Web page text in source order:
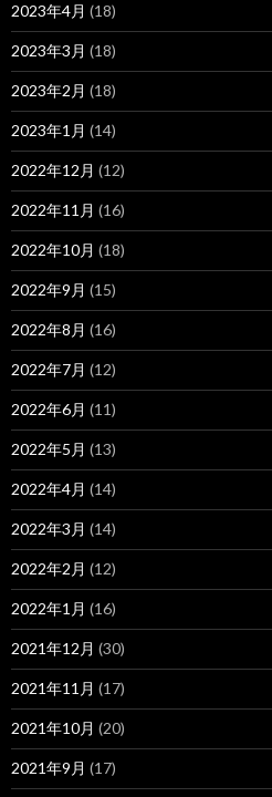
2023年4月 (18)
2023年3月 (18)
2023年2月 (18)
2023年1月 (14)
2022年12月 (12)
2022年11月 (16)
2022年10月 (18)
2022年9月 (15)
2022年8月 (16)
2022年7月 (12)
2022年6月 (11)
2022年5月 (13)
2022年4月 (14)
2022年3月 (14)
2022年2月 (12)
2022年1月 (16)
2021年12月 (30)
2021年11月 (17)
2021年10月 (20)
2021年9月 (17)